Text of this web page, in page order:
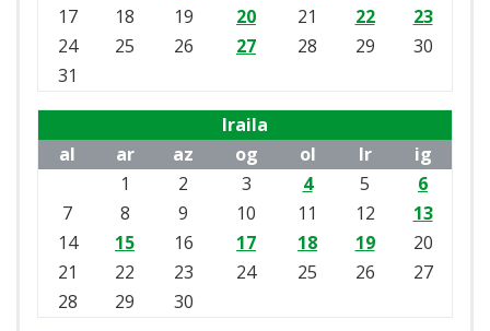
17
18 19 20 21 22
23
24
25 26 27 28 29
30
31
Iraila
al
ar az og ol lr
ig
1
2 3 4 5
6
7
8 9 10 11 12
13
14
15 16 17 18 19
20
21
22 23 24 25 26
27
28
29 30